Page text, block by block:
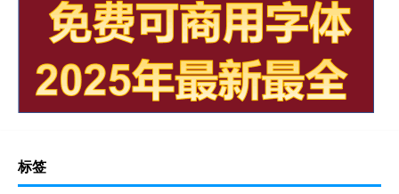
标签